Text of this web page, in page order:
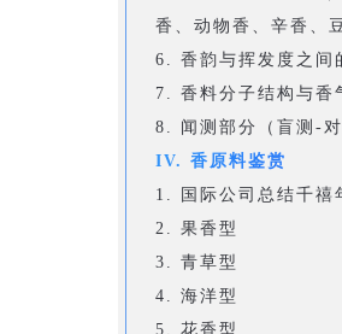
香、动物香、辛香、
6. 香韵与挥发度之间
7. 香料分子结构与香
8. 闻测部分（盲测-
IV. 香原料鉴赏
1. 国际公司总结千禧
2. 果香型
3. 青草型
4. 海洋型
5. 花香型